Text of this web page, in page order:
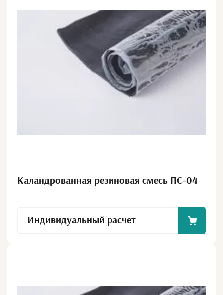
Каландрованная резиновая смесь ПС-04
Индивидуальный расчет